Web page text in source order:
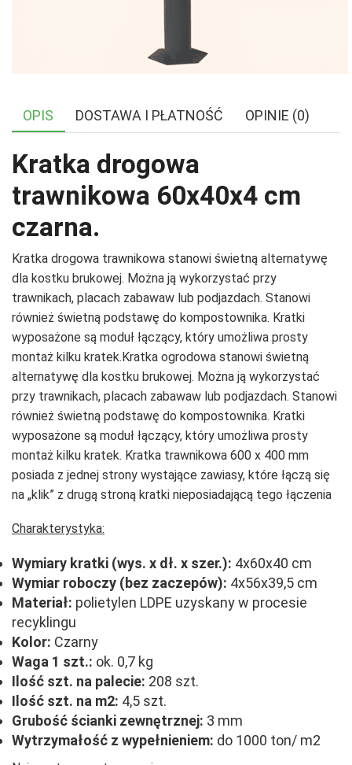
OPIS DOSTAWA I PŁATNOŚĆ OPINIE (0)
Kratka drogowa
trawnikowa 60x40x4 cm
czarna.
Kratka drogowa trawnikowa stanowi świetną alternatywę
dla kostku brukowej. Można ją wykorzystać przy
trawnikach, placach zabawaw lub podjazdach. Stanowi
również świetną podstawę do kompostownika. Kratki
wyposażone są moduł łączący, który umożliwa prosty
montaż kilku kratek.Kratka ogrodowa stanowi świetną
alternatywę dla kostku brukowej. Można ją wykorzystać
przy trawnikach, placach zabawaw lub podjazdach. Stanowi
również świetną podstawę do kompostownika. Kratki
wyposażone są moduł łączący, który umożliwa prosty
montaż kilku kratek. Kratka trawnikowa 600 x 400 mm
posiada z jednej strony wystające zawiasy, które łączą się
na „klik” z drugą stroną kratki nieposiadającą tego łączenia
Charakterystyka:
Wymiary kratki (wys. x dł. x szer.): 4x60x40 cm
Wymiar roboczy (bez zaczepów): 4x56x39,5 cm
Materiał: polietylen LDPE uzyskany w procesie
recyklingu
Kolor: Czarny
Waga 1 szt.: ok. 0,7 kg
Ilość szt. na palecie: 208 szt.
Ilość szt. na m2: 4,5 szt.
Grubość ścianki zewnętrznej: 3 mm
Wytrzymałość z wypełnieniem: do 1000 ton/ m2